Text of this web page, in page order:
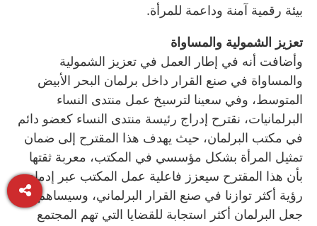
بيئة رقمية آمنة وداعمة للمرأة.
تعزيز الشمولية والمساواة
وأضافت أنه في إطار العمل في تعزيز الشمولية
والمساواة في صنع القرار داخل برلمان البحر الأبيض
المتوسط، وفي سعينا لترسيخ عمل منتدى النساء
البرلمانيات، نقترح إدراج رئيسة منتدى النساء كعضو دائم
في مكتب البرلمان، حيث يهدف هذا المقترح إلى ضمان
تمثيل المرأة بشكل مؤسسي في المكتب، معربة ثقتها
بأن هذا المقترح سيعزز فاعلية عمل المكتب عبر إدماج
رؤية أكثر توازنا في صنع القرار البرلماني، وسيساهم في
جعل البرلمان أكثر استجابة للقضايا التي تهم المجتمع